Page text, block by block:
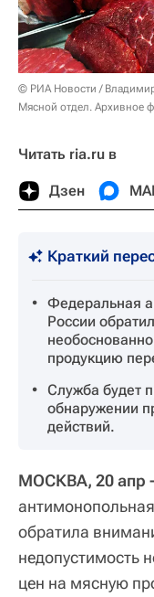
© РИА Новости /
Мясной отдел. Архивное
Читать ria.ru в
Дзен
Краткий
Федеральная
России
продукцию
Служба будет
обнаружении
действий.
МОСКВА, 20 апр
обратила
недопустимость
цен на мясную